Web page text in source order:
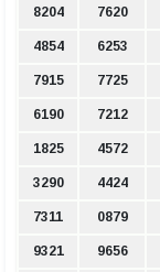
8204 7620
4854 6253
7915 7725
6190 7212
1825 4572
3290 4424
7311 0879
9321 9656